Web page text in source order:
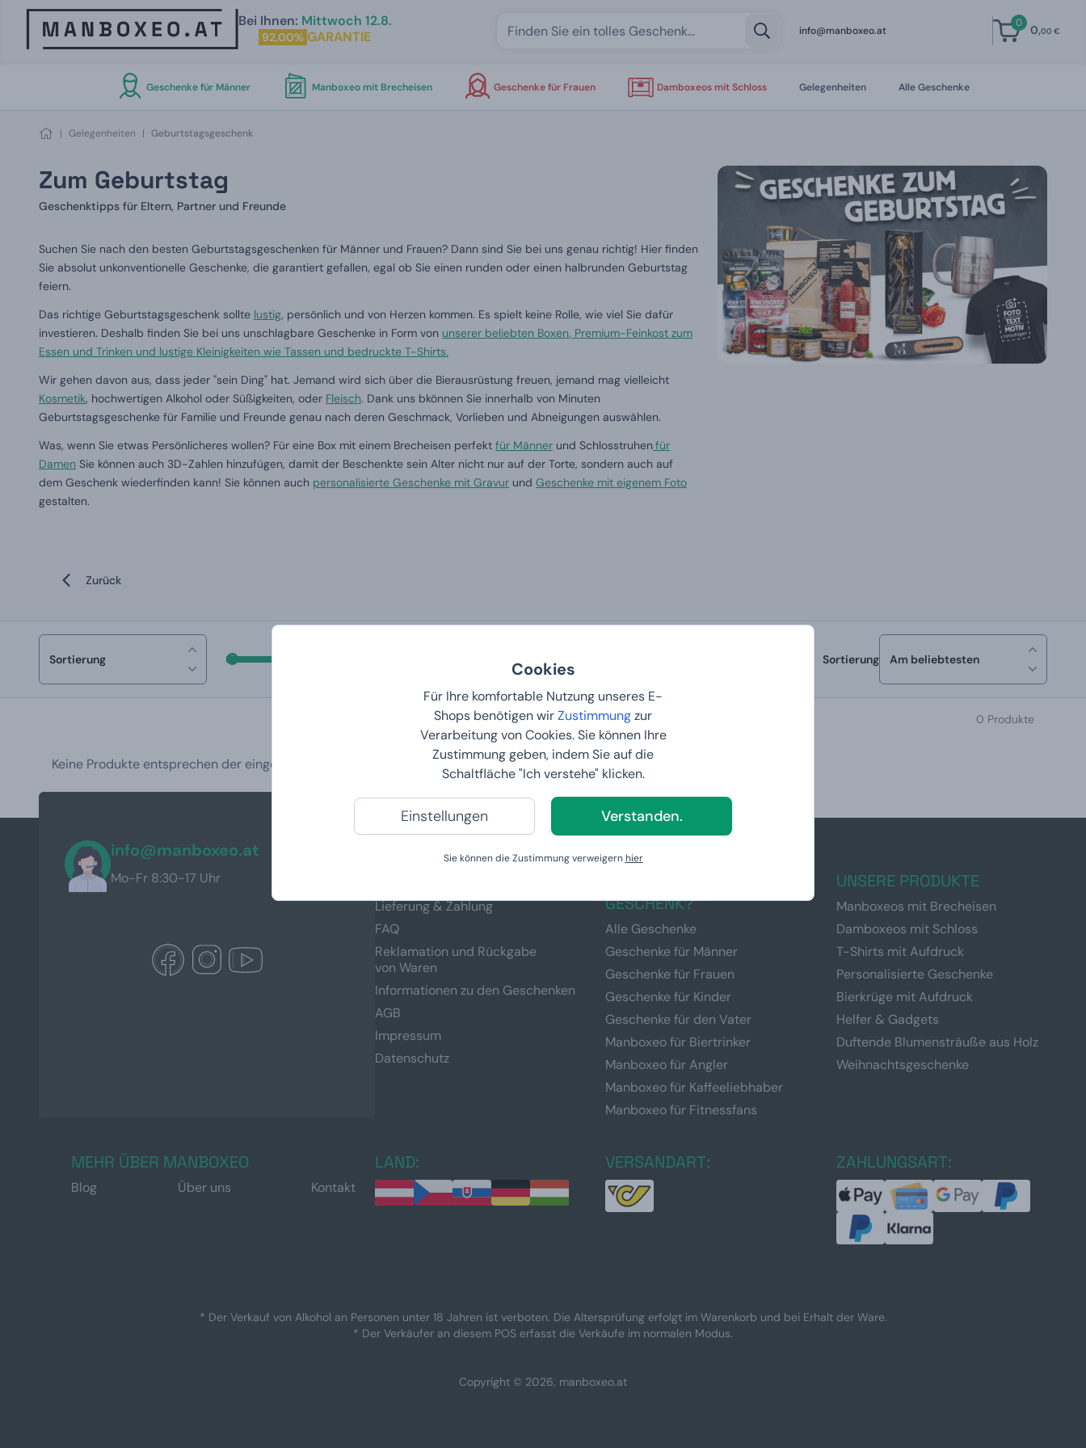
Cookies
Für Ihre komfortable Nutzung unseres E-
Shops benötigen wirZustimmungzur
Verarbeitung von Cookies. Sie können Ihre
Zustimmung geben, indem Sie auf die
Schaltfläche "Ich verstehe" klicken.
Einstellungen Verstanden.
Sie können die Zustimmung verweigernhier
Bei Ihnen: Mittwoch 12.8.
92,00% GARANTIE info@manboxeo.at
0 0,00 €
Geschenke für Männer Manboxeo mit Brecheisen Geschenke für Frauen Damboxeos mit Schloss Gelegenheiten Alle Geschenke
| Gelegenheiten | Geburtstagsgeschenk
Zum Geburtstag
Geschenktipps für Eltern, Partner und Freunde
Suchen Sie nach den besten Geburtstagsgeschenken für Männer und Frauen? Dann sind Sie bei uns genau richtig! Hier finden
Sie absolut unkonventionelle Geschenke, die garantiert gefallen, egal ob Sie einen runden oder einen halbrunden Geburtstag
feiern.
Das richtige Geburtstagsgeschenk sollte lustig, persönlich und von Herzen kommen. Es spielt keine Rolle, wie viel Sie dafür
investieren. Deshalb finden Sie bei uns unschlagbare Geschenke in Form von unserer beliebten Boxen, Premium-Feinkost zum
Essen und Trinken und lustige Kleinigkeiten wie Tassen und bedruckte T-Shirts.
Wir gehen davon aus, dass jeder "sein Ding" hat. Jemand wird sich über die Bierausrüstung freuen, jemand mag vielleicht
Kosmetik, hochwertigen Alkohol oder Süßigkeiten, oder Fleisch. Dank uns bkönnen Sie innerhalb von Minuten
Geburtstagsgeschenke für Familie und Freunde genau nach deren Geschmack, Vorlieben und Abneigungen auswählen.
Was, wenn Sie etwas Persönlicheres wollen? Für eine Box mit einem Brecheisen perfekt für Männer und Schlosstruhen für
Damen Sie können auch 3D-Zahlen hinzufügen, damit der Beschenkte sein Alter nicht nur auf der Torte, sondern auch auf
dem Geschenk wiederfinden kann! Sie können auch personalisierte Geschenke mit Gravur und Geschenke mit eigenem Foto
gestalten.
Zurück
Sortierung Sortierung Am beliebtesten
0 Produkte
Keine Produkte entsprechen der eingestellten Filterkombination. Bitte wechseln Sie den Filter.
info@manboxeo.at
Mo-Fr 8:30-17 Uhr
Lieferung & Zahlung
FAQ
Reklamation und Rückgabe
von Waren
Informationen zu den Geschenken
AGB
Impressum
Datenschutz
GESCHENK?
Alle Geschenke
Geschenke für Männer
Geschenke für Frauen
Geschenke für Kinder
Geschenke für den Vater
Manboxeo für Biertrinker
Manboxeo für Angler
Manboxeo für Kaffeeliebhaber
Manboxeo für Fitnessfans
UNSERE PRODUKTE
Manboxeos mit Brecheisen
Damboxeos mit Schloss
T-Shirts mit Aufdruck
Personalisierte Geschenke
Bierkrüge mit Aufdruck
Helfer & Gadgets
Duftende Blumensträuße aus Holz
Weihnachtsgeschenke
MEHR ÜBER MANBOXEO
Blog Über uns Kontakt
LAND: VERSANDART: ZAHLUNGSART:
* Der Verkauf von Alkohol an Personen unter 18 Jahren ist verboten. Die Altersprüfung erfolgt im Warenkorb und bei Erhalt der Ware.
* Der Verkäufer an diesem POS erfasst die Verkäufe im normalen Modus.
Copyright © 2026, manboxeo.at